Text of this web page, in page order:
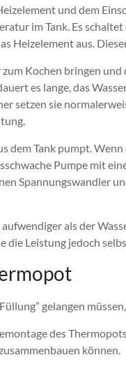
und dem
im Tank. Es
Heizelement aus.
Kochen bringen
es lange, das
setzen sie
dem Tank pumpt.
Pumpe mit
Spannungswandler
als der
die Leistung jedoch
gelangen
des
können.